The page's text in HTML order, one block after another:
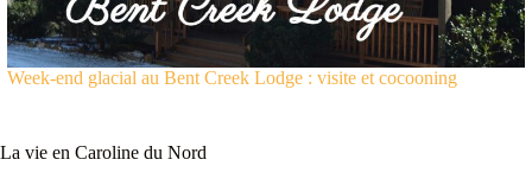
Week-end glacial au Bent Creek Lodge : visite et cocooning
La vie en Caroline du Nord